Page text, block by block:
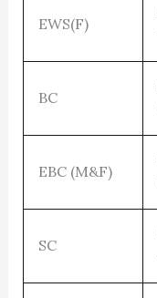
EWS(F)
BC
EBC (M&F)
SC